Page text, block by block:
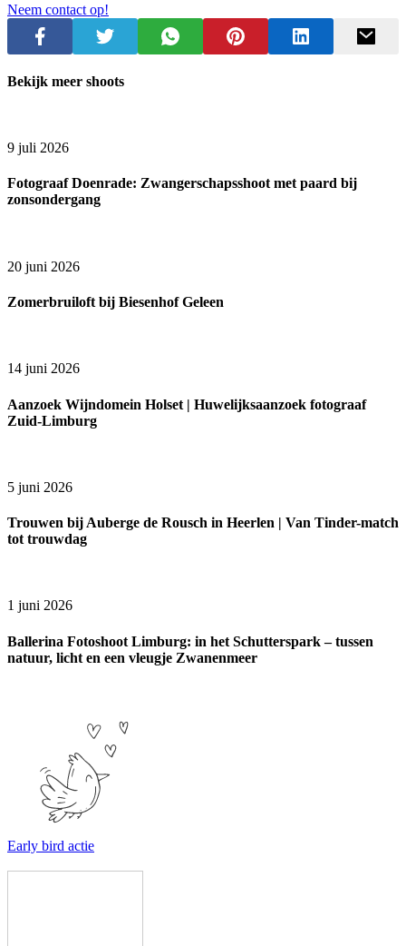
Neem contact op!
Bekijk meer shoots
9 juli 2026
Fotograaf Doenrade: Zwangerschapsshoot met paard bij
zonsondergang
20 juni 2026
Zomerbruiloft bij Biesenhof Geleen
14 juni 2026
Aanzoek Wijndomein Holset | Huwelijksaanzoek fotograaf
Zuid-Limburg
5 juni 2026
Trouwen bij Auberge de Rousch in Heerlen | Van Tinder-match
tot trouwdag
1 juni 2026
Ballerina Fotoshoot Limburg: in het Schutterspark – tussen
natuur, licht en een vleugje Zwanenmeer
Early bird actie